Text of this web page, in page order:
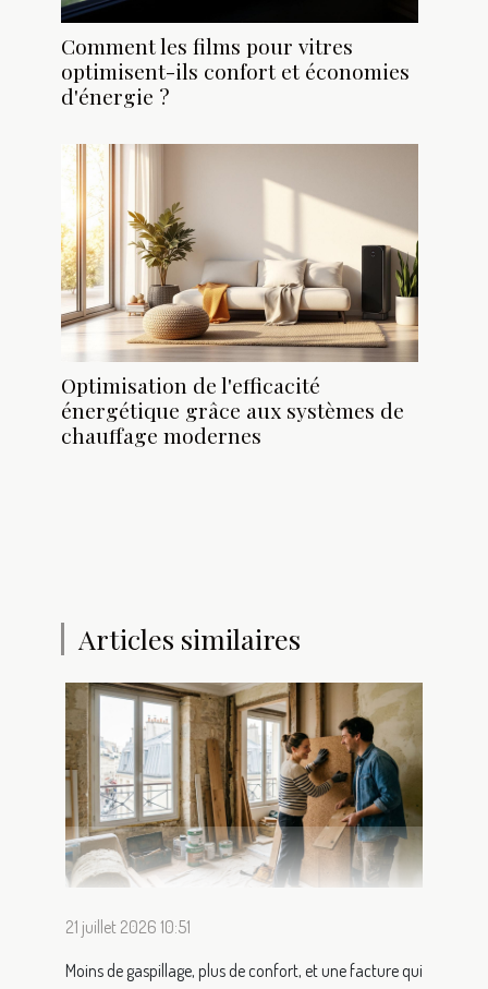
Comment les films pour vitres
optimisent-ils confort et économies
d'énergie ?
Optimisation de l'efficacité
énergétique grâce aux systèmes de
chauffage modernes
Articles similaires
21 juillet 2026 10:51
Moins de gaspillage, plus de confort, et une facture qui